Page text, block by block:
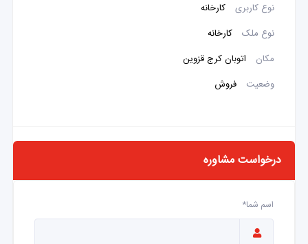
نوع کاربری
کارخانه
نوع ملک
کارخانه
مکان
اتوبان کرج قزوین
وضعیت
فروش
درخواست مشاوره
اسم شما*